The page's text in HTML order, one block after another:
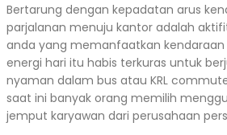
Bertarung dengan kepadatan arus
parjalanan menuju kantor adalah
anda yang memanfaatkan
energi hari itu habis terkuras untuk
nyaman dalam bus atau KRL
saat ini banyak orang memilih
jemput karyawan dari perusahaan